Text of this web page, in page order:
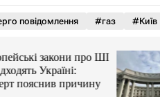
повідомлення #газ #Київ
закони про ШІ
Україні:
пояснив причину